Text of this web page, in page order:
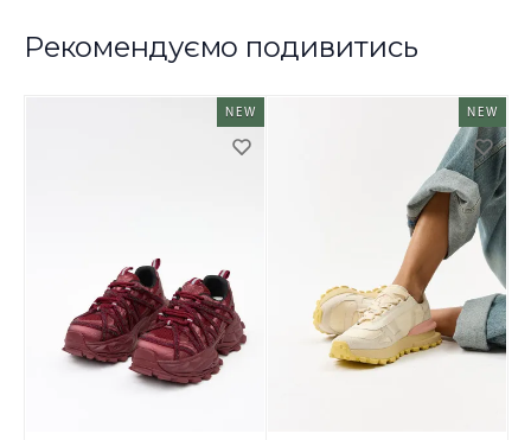
Рекомендуємо подивитись
NEW NEW